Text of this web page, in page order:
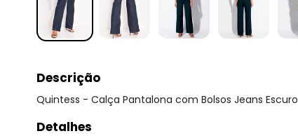
Descrição
Quintess - Calça Pantalona com Bolsos Jeans Escuro
Detalhes